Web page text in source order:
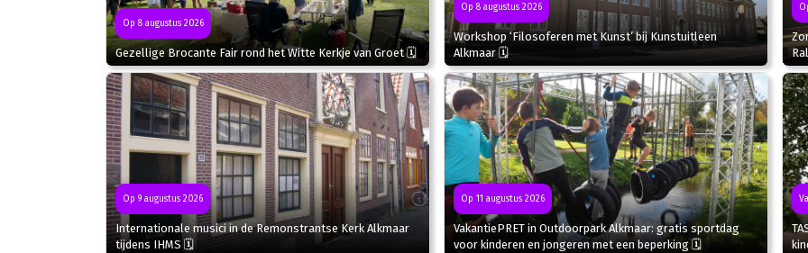
Op 8 augustus 2026
Gezellige Brocante Fair rond het Witte Kerkje van Groet 🗓
Op 8 augustus 2026
Workshop ‘Filosoferen met Kunst’ bij Kunstuitleen
Alkmaar 🗓
Op 9 augustus 2026
Internationale musici in de Remonstrantse Kerk Alkmaar
tijdens IHMS 🗓
Op 11 augustus 2026
VakantiePRET in Outdoorpark Alkmaar: gratis sportdag
voor kinderen en jongeren met een beperking 🗓